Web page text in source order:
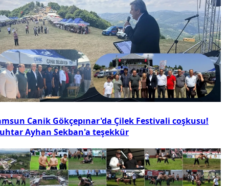
Canik Gökçepınar'da Çilek Festivali coşkusu!
Ayhan Sekban'a teşekkür